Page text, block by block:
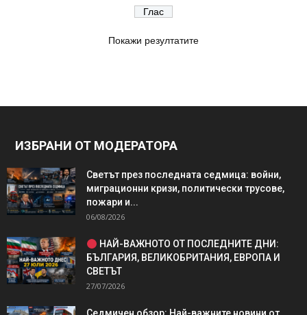
Покажи резултатите
ИЗБРАНИ ОТ МОДЕРАТОРА
Светът през последната седмица: войни,
миграционни кризи, политически трусове,
пожари и...
06/08/2026
НАЙ-ВАЖНОТО ОТ ПОСЛЕДНИТЕ ДНИ:
БЪЛГАРИЯ, ВЕЛИКОБРИТАНИЯ, ЕВРОПА И
СВЕТЪТ
27/07/2026